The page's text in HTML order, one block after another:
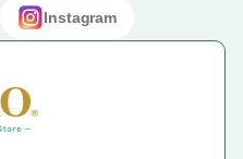
Instagram